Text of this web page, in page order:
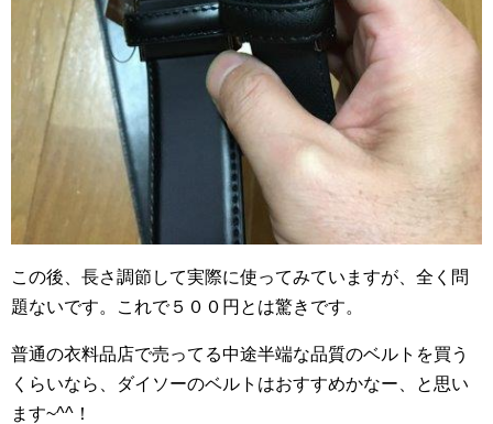
この後、長さ調節して実際に使ってみていますが、全く問
題ないです。これで５００円とは驚きです。
普通の衣料品店で売ってる中途半端な品質のベルトを買う
くらいなら、ダイソーのベルトはおすすめかなー、と思い
ます~^^！